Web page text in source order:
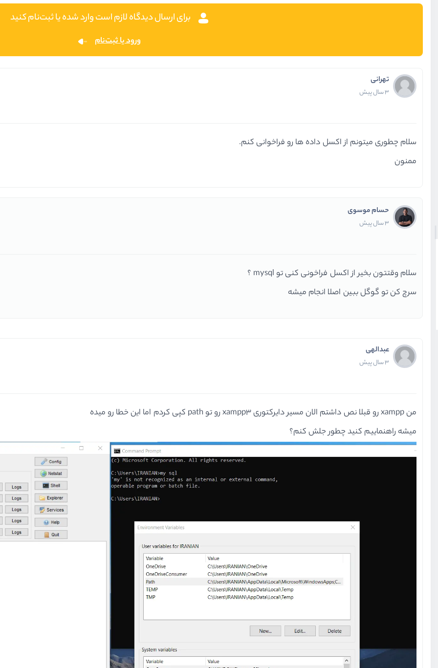
برای ارسال دیدگاه لازم است وارد شده یا ثبت‌نام کنید
ورود یا ثبت‌نام
تهرانی
3 سال پیش
سلام چطوری میتونم از اکسل داده ها رو فراخوانی کنم.
ممنون
حسام موسوی
3 سال پیش
سلام وقتتون بخیر از اکسل فراخونی کنی تو mysql ؟
سرچ کن تو گوگل ببین اصلا انجام میشه
عبدالهی
3 سال پیش
من xampp رو قبلا نص داشتم الان مسیر دایرکتوری xampp3 رو تو path کپی کردم اما این خطا رو میده
میشه راهنماییم کنید چطور جلش کنم؟